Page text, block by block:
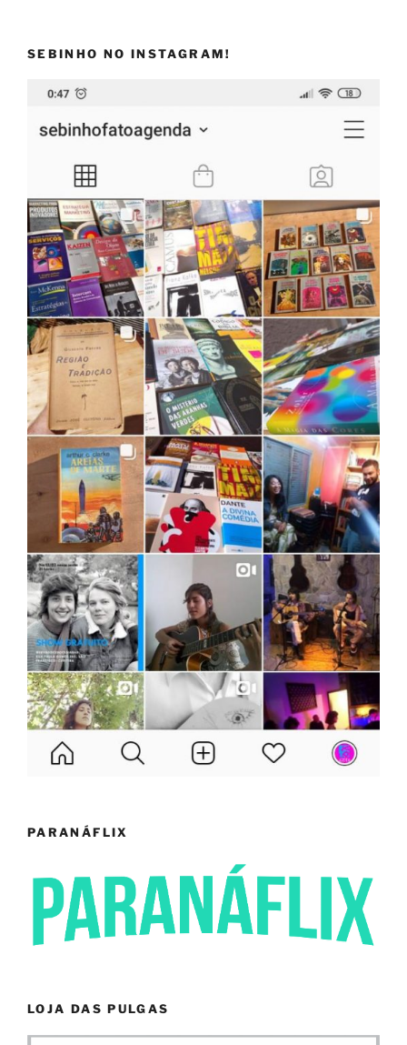
SEBINHO NO INSTAGRAM!
PARANÁFLIX
LOJA DAS PULGAS